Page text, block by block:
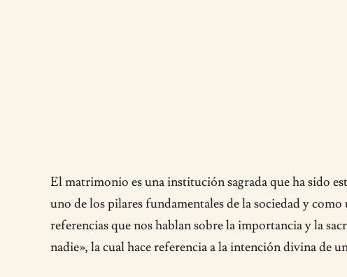
El matrimonio es una institución sagrada que ha sido
uno de los pilares fundamentales de la sociedad y
referencias que nos hablan sobre la importancia y la
nadie», la cual hace referencia a la intención divina de